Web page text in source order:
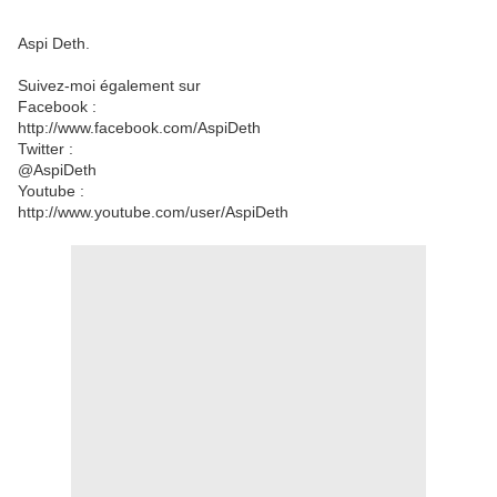
Aspi Deth.
Suivez-moi également sur
Facebook :
http://www.facebook.com/AspiDeth
Twitter :
@AspiDeth
Youtube :
http://www.youtube.com/user/AspiDeth